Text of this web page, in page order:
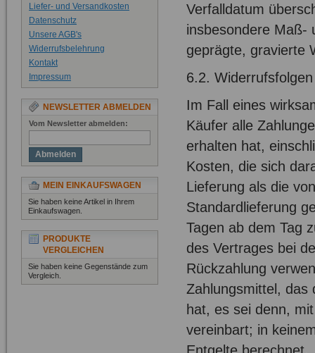
Verfalldatum
insbesondere Maß-
geprägte, gravierte
6.2. Widerrufsfolgen
Im Fall eines
Käufer alle
erhalten hat,
Kosten, die sich
Lieferung als die
Standardlieferung
Tagen ab dem Tag
des Vertrages bei
Rückzahlung
Zahlungsmittel, das
hat, es sei denn,
vereinbart; in
Liefer- und Versandkosten
Datenschutz
Unsere AGB's
Widerrufsbelehrung
Kontakt
Impressum
NEWSLETTER ABMELDEN
Vom Newsletter abmelden:
Abmelden
MEIN EINKAUFSWAGEN
Sie haben keine Artikel in Ihrem
Einkaufswagen.
PRODUKTE
VERGLEICHEN
Sie haben keine Gegenstände zum
Vergleich.